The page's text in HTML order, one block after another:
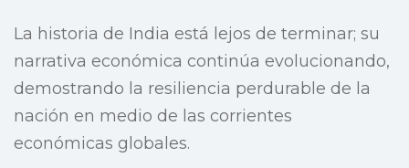
La historia de India está lejos de terminar; su
narrativa económica continúa evolucionando,
demostrando la resiliencia perdurable de la
nación en medio de las corrientes
económicas globales.